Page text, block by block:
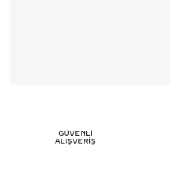
GÜVENLİ
ALIŞVERİŞ